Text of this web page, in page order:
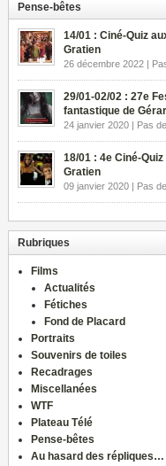
Pense-bêtes
14/01 : Ciné-Quiz
Gratien
26 décembre 2022 |
29/01-02/02 : 27e
fantastique de
24 janvier 2020 | Pas
18/01 : 4e Ciné-
Gratien
09 janvier 2020 | Pas
Rubriques
Films
Actualités
Fétiches
Fond de Placard
Portraits
Souvenirs de toiles
Recadrages
Miscellanées
WTF
Plateau Télé
Pense-bêtes
Au hasard des répliques…